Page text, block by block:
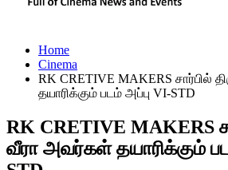
Home
Cinema
RK CRETIVE MAKERS சார்பில்
தயாரிக்கும் படம் அப்பு VI-STD
RK CRETIVE MAKERS
வீரா அவர்கள் தயாரிக்கும்